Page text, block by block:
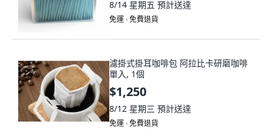
8/14 星期五 預計送達
免運 ∙ 免費退貨
濾掛式掛耳咖啡包 阿拉比卡研磨咖啡
單入, 1個
$1,250
8/12 星期三 預計送達
免運 ∙ 免費退貨